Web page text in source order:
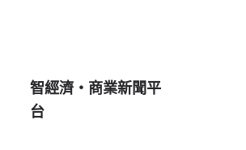
智經濟・商業新聞平
台